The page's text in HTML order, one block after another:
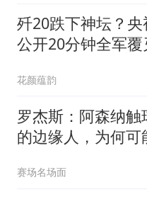
歼20跌下神坛？央
公开20分钟全军覆
花颜蕴韵
罗杰斯：阿森纳触
的边缘人，为何可
赛场名场面